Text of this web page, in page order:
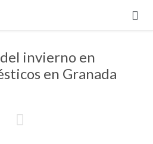

invierno en
en Granada
